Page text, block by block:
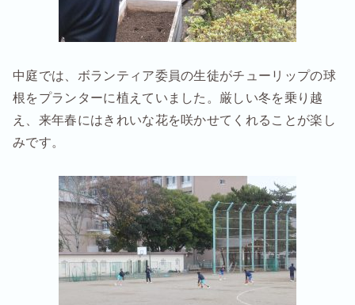
中庭では、ボランティア委員の生徒がチューリップの球
根をプランターに植えていました。厳しい冬を乗り越
え、来年春にはきれいな花を咲かせてくれることが楽し
みです。